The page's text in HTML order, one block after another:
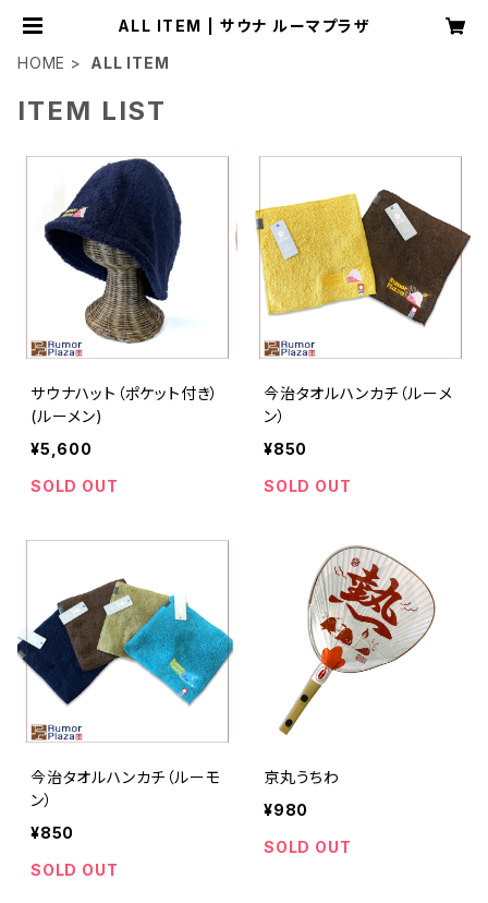
ALL ITEM | サウナ ルーマプラザ
HOME
ALL ITEM
ITEM LIST
サウナハット（ポケット付き）
(ルーメン)
¥5,600
SOLD OUT
今治タオルハンカチ（ルーメ
ン）
¥850
SOLD OUT
今治タオルハンカチ（ルーモ
ン）
¥850
SOLD OUT
京丸うちわ
¥980
SOLD OUT